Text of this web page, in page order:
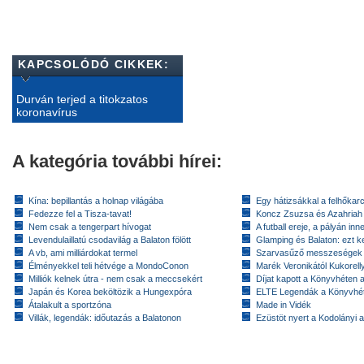
KAPCSOLÓDÓ CIKKEK:
Durván terjed a titokzatos
koronavírus
A kategória további hírei:
Kína: bepillantás a holnap világába
Fedezze fel a Tisza-tavat!
Nem csak a tengerpart hívogat
Levendulaillatú csodavilág a Balaton fölött
A vb, ami milliárdokat termel
Élményekkel teli hétvége a MondoConon
Milliók kelnek útra - nem csak a meccsekért
Japán és Korea beköltözik a Hungexpóra
Átalakult a sportzóna
Villák, legendák: időutazás a Balatonon
Egy hátizsákkal a
Koncz Zsuzsa és
A futball ereje, a pályán
Glamping és Balaton: ezt
Szarvasűző messzeségek
Marék Veronikától
Díjat kapott a Könyvhéten
ELTE Legendák a
Made in Vidék
Ezüstöt nyert a Kodolányi